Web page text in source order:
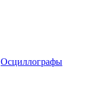
Осциллографы